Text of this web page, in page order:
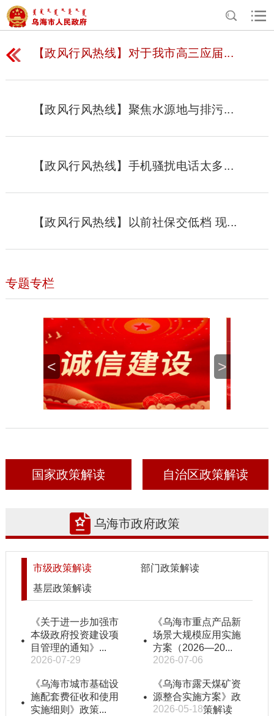
【政风行风热线】对于我市高三应届...
【政风行风热线】聚焦水源地与排污...
【政风行风热线】手机骚扰电话太多...
【政风行风热线】以前社保交低档 现...
专题专栏
< >
国家政策解读 自治区政策解读
乌海市政府政策
市级政策解读
部门政策解读
基层政策解读
《关于进一步加强市
本级政府投资建设项
目管理的通知》...
2026-07-29
《乌海市重点产品新
场景大规模应用实施
方案（2026—20...
2026-07-06
《乌海市城市基础设
施配套费征收和使用
实施细则》政策...
《乌海市露天煤矿资
源整合实施方案》政
策解读
2026-05-18